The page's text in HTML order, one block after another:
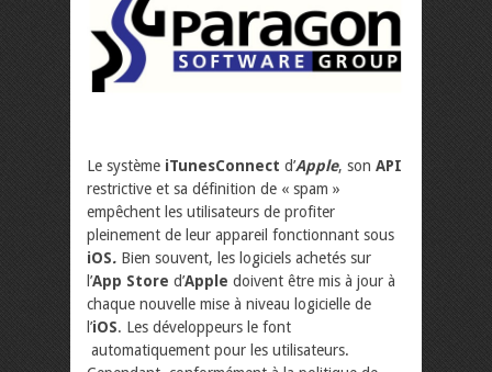
Le système iTunesConnect d’Apple, son API
restrictive et sa définition de « spam »
empêchent les utilisateurs de profiter
pleinement de leur appareil fonctionnant sous
iOS. Bien souvent, les logiciels achetés sur
l’App Store d’Apple doivent être mis à jour à
chaque nouvelle mise à niveau logicielle de
l’iOS. Les développeurs le font
automatiquement pour les utilisateurs.